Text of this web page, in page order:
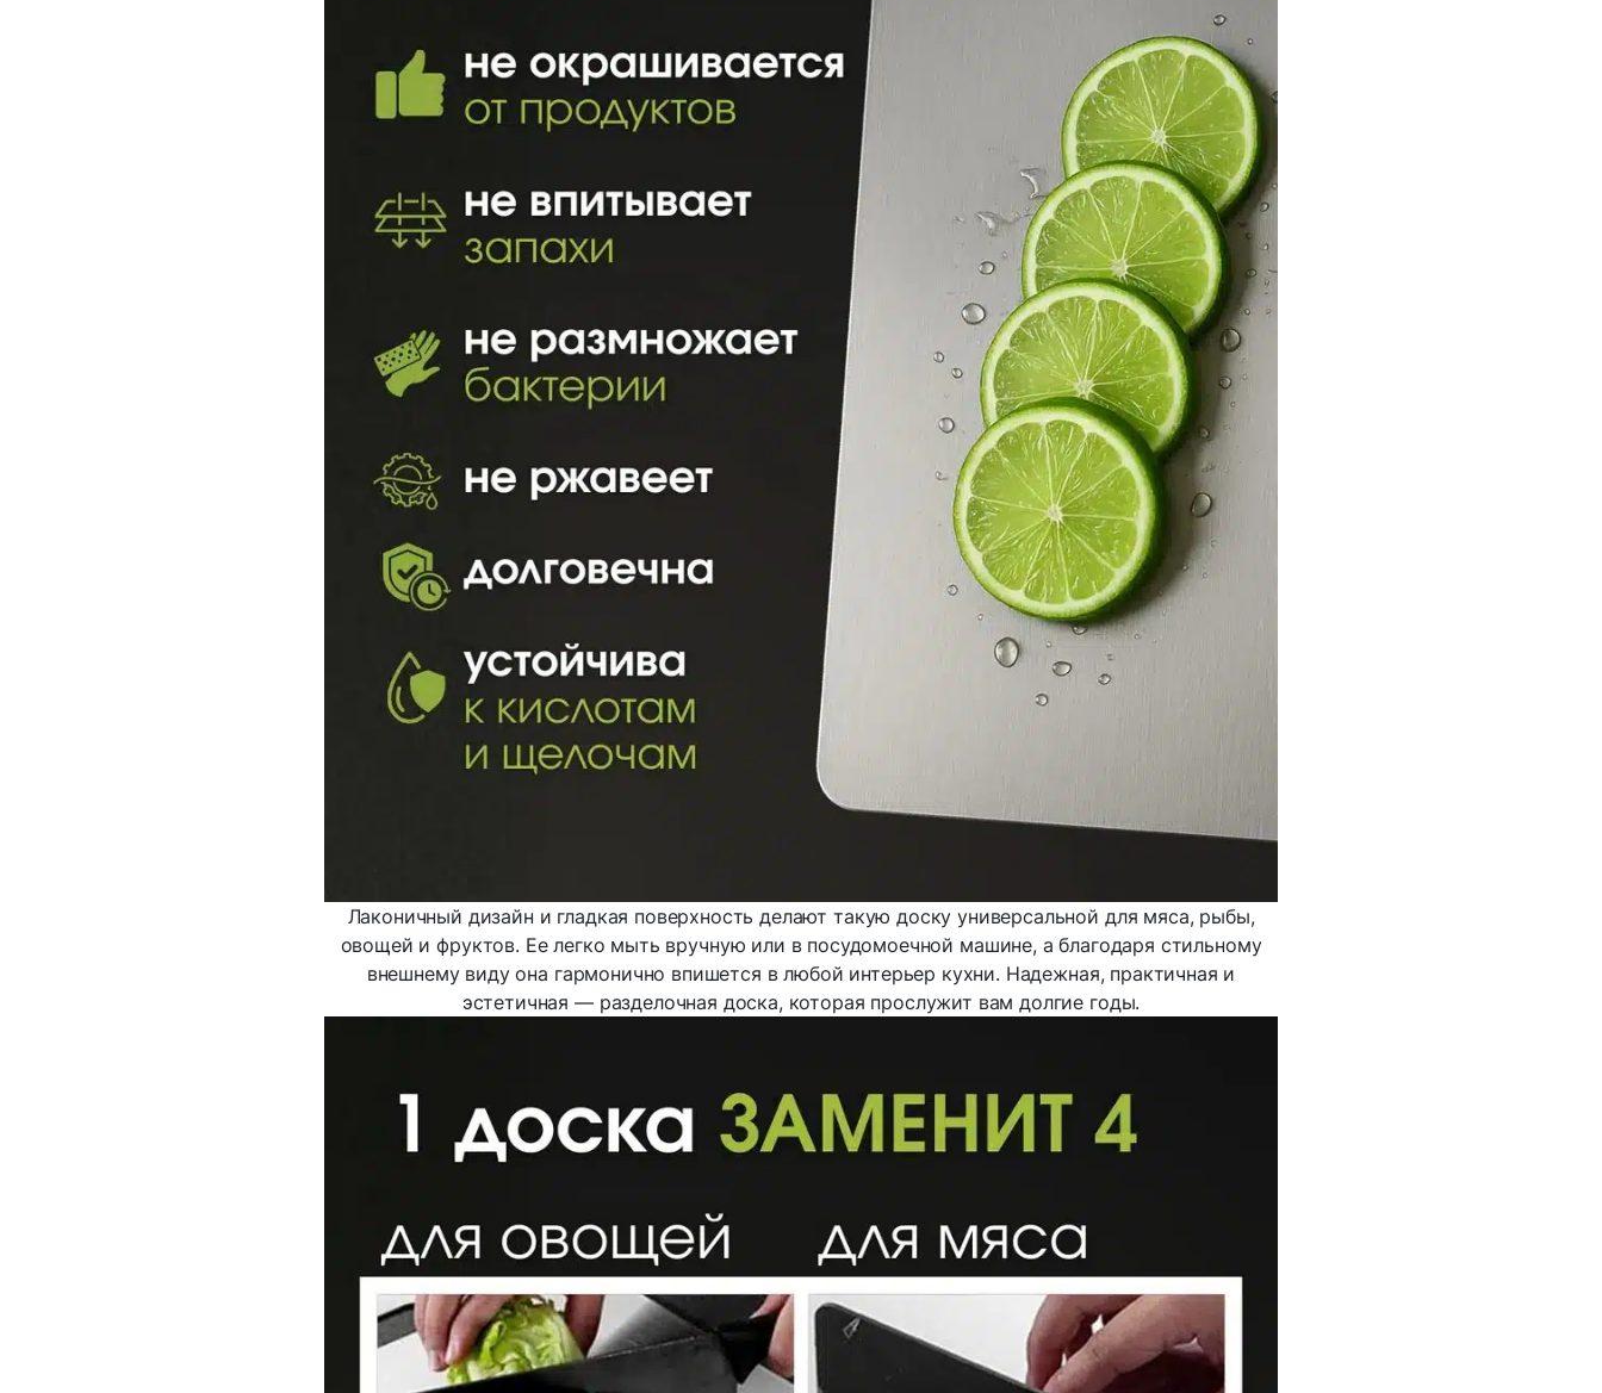
Лаконичный дизайн и гладкая поверхность делают такую доску универсальной для мяса, рыбы,
овощей и фруктов. Ее легко мыть вручную или в посудомоечной машине, а благодаря стильному
внешнему виду она гармонично впишется в любой интерьер кухни. Надежная, практичная и
эстетичная — разделочная доска, которая прослужит вам долгие годы.